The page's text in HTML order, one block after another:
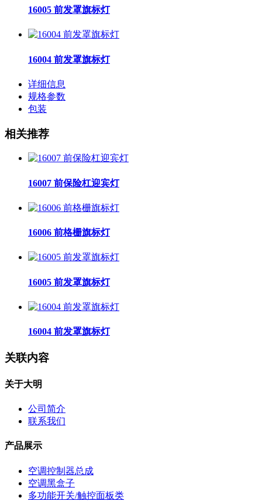
16005 前发罩旗标灯
16004 前发罩旗标灯
详细信息
规格参数
包装
相关推荐
16007 前保险杠迎宾灯
16006 前格栅旗标灯
16005 前发罩旗标灯
16004 前发罩旗标灯
关联内容
关于大明
公司简介
联系我们
产品展示
空调控制器总成
空调黑盒子
多功能开关/触控面板类